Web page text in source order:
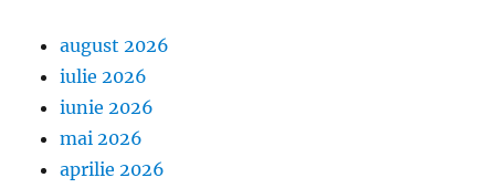
august 2026
iulie 2026
iunie 2026
mai 2026
aprilie 2026